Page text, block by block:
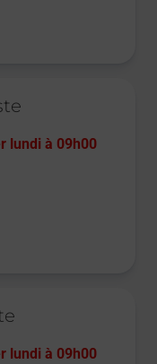
lundi à 09h00
lundi à 09h00